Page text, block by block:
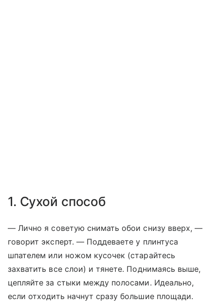
1. Сухой способ
— Лично я советую снимать обои снизу вверх, —
говорит эксперт. — Поддеваете у плинтуса
шпателем или ножом кусочек (старайтесь
захватить все слои) и тянете. Поднимаясь выше,
цепляйте за стыки между полосами. Идеально,
если отходить начнут сразу большие площади.